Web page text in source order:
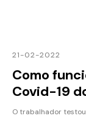
21-02-2022
Como
Covid-19
O trabalhador